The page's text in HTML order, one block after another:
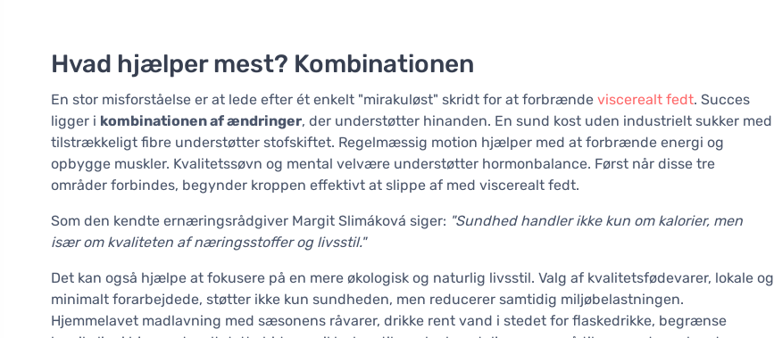
Hvad hjælper mest? Kombinationen
En stor misforståelse er at lede efter ét enkelt "mirakuløst" skridt for at forbrænde viscerealt fedt. Succes
ligger i kombinationen af ændringer, der understøtter hinanden. En sund kost uden industrielt sukker med
tilstrækkeligt fibre understøtter stofskiftet. Regelmæssig motion hjælper med at forbrænde energi og
opbygge muskler. Kvalitetssøvn og mental velvære understøtter hormonbalance. Først når disse tre
områder forbindes, begynder kroppen effektivt at slippe af med viscerealt fedt.
Som den kendte ernæringsrådgiver Margit Slimáková siger: "Sundhed handler ikke kun om kalorier, men
især om kvaliteten af næringsstoffer og livsstil."
Det kan også hjælpe at fokusere på en mere økologisk og naturlig livsstil. Valg af kvalitetsfødevarer, lokale og
minimalt forarbejdede, støtter ikke kun sundheden, men reducerer samtidig miljøbelastningen.
Hjemmelavet madlavning med sæsonens råvarer, drikke rent vand i stedet for flaskedrikke, begrænse